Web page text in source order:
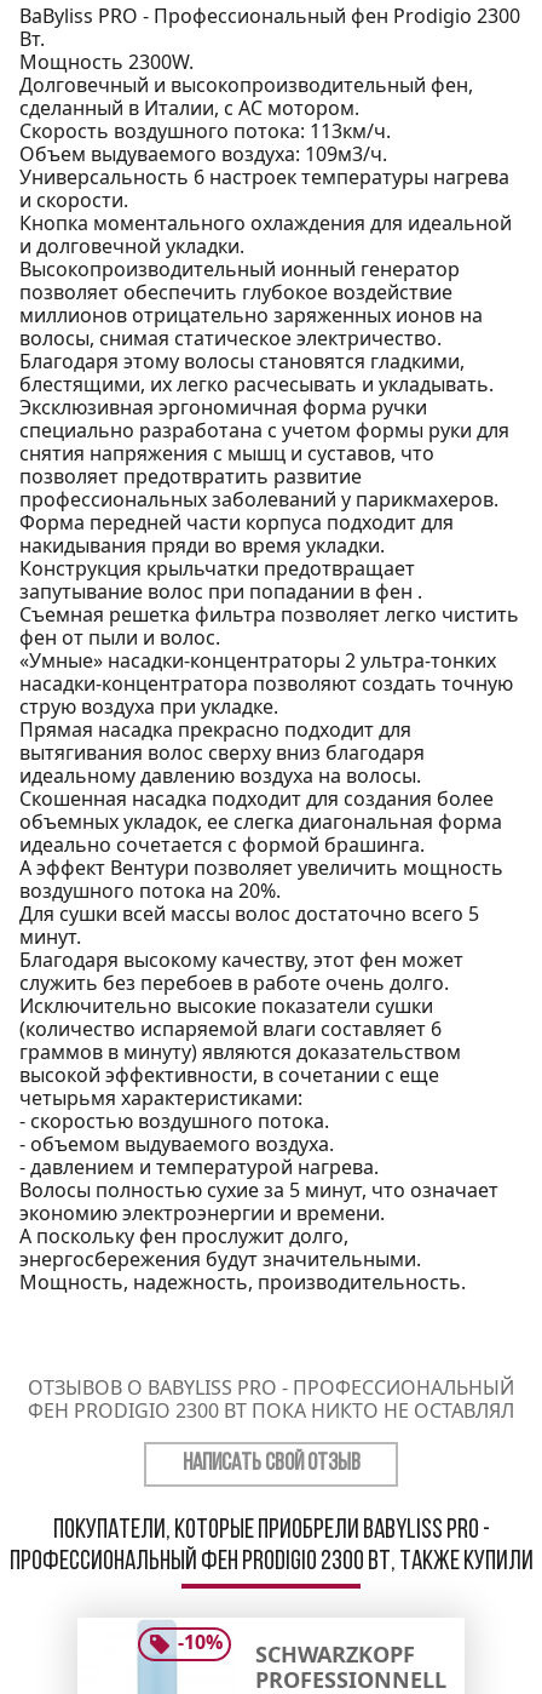
BaByliss PRO - Профессиональный фен Prodigio 2300
Вт.
Мощность 2300W.
Долговечный и высокопроизводительный фен,
сделанный в Италии, с AC мотором.
Скорость воздушного потока: 113км/ч.
Объем выдуваемого воздуха: 109м3/ч.
Универсальность 6 настроек температуры нагрева
и скорости.
Кнопка моментального охлаждения для идеальной
и долговечной укладки.
Высокопроизводительный ионный генератор
позволяет обеспечить глубокое воздействие
миллионов отрицательно заряженных ионов на
волосы, снимая статическое электричество.
Благодаря этому волосы становятся гладкими,
блестящими, их легко расчесывать и укладывать.
Эксклюзивная эргономичная форма ручки
специально разработана с учетом формы руки для
снятия напряжения с мышц и суставов, что
позволяет предотвратить развитие
профессиональных заболеваний у парикмахеров.
Форма передней части корпуса подходит для
накидывания пряди во время укладки.
Конструкция крыльчатки предотвращает
запутывание волос при попадании в фен .
Съемная решетка фильтра позволяет легко чистить
фен от пыли и волос.
«Умные» насадки-концентраторы 2 ультра-тонких
насадки-концентратора позволяют создать точную
струю воздуха при укладке.
Прямая насадка прекрасно подходит для
вытягивания волос сверху вниз благодаря
идеальному давлению воздуха на волосы.
Скошенная насадка подходит для создания более
объемных укладок, ее слегка диагональная форма
идеально сочетается с формой брашинга.
А эффект Вентури позволяет увеличить мощность
воздушного потока на 20%.
Для сушки всей массы волос достаточно всего 5
минут.
Благодаря высокому качеству, этот фен может
служить без перебоев в работе очень долго.
Исключительно высокие показатели сушки
(количество испаряемой влаги составляет 6
граммов в минуту) являются доказательством
высокой эффективности, в сочетании с еще
четырьмя характеристиками:
- скоростью воздушного потока.
- объемом выдуваемого воздуха.
- давлением и температурой нагрева.
Волосы полностью сухие за 5 минут, что означает
экономию электроэнергии и времени.
А поскольку фен прослужит долго,
энергосбережения будут значительными.
Мощность, надежность, производительность.
ОТЗЫВОВ О BABYLISS PRO - ПРОФЕССИОНАЛЬНЫЙ
ФЕН PRODIGIO 2300 ВТ ПОКА НИКТО НЕ ОСТАВЛЯЛ
НАПИСАТЬ СВОЙ ОТЗЫВ
Покупатели, которые приобрели BaByliss PRO -
Профессиональный фен Prodigio 2300 Вт, также купили
-10%
SCHWARZKOPF
PROFESSIONNELL